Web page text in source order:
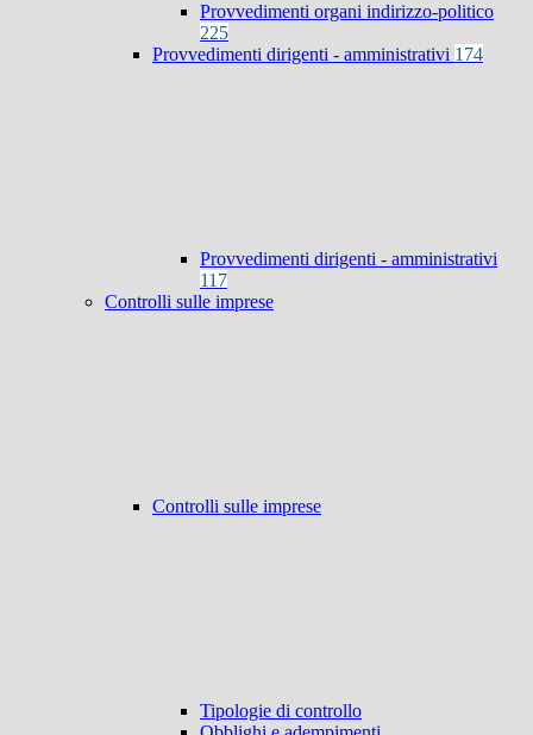
Provvedimenti organi indirizzo-politico
225
Provvedimenti dirigenti - amministrativi 174
Provvedimenti dirigenti - amministrativi
117
Controlli sulle imprese
Controlli sulle imprese
Tipologie di controllo